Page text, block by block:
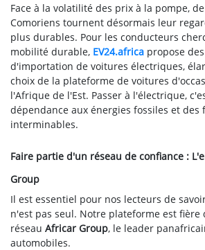
Face à la volatilité des prix à la pompe,
Comoriens tournent désormais leur
plus durables. Pour les conducteurs
mobilité durable, EV24.africa propose
d'importation de voitures électriques,
choix de la plateforme de voitures
l'Afrique de l'Est. Passer à l'électrique,
dépendance aux énergies fossiles et des
interminables.
Faire partie d'un réseau de confiance :
Group
Il est essentiel pour nos lecteurs de
n'est pas seul. Notre plateforme est
réseau Africar Group, le leader
automobiles.